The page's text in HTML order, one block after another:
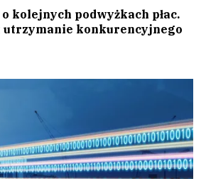
kolejnych podwyżkach płac.
utrzymanie konkurencyjnego